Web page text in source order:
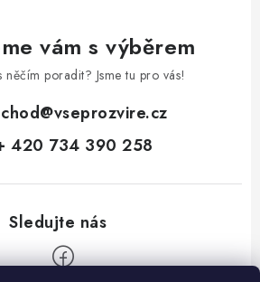
vám s výběrem
něčím poradit? Jsme tu pro vás!
@vseprozvire.cz
420 734 390 258